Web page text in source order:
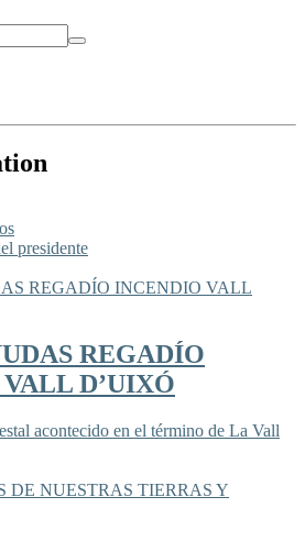
presidente
REGADÍO
D’UIXÓ
acontecido en el término de La Vall